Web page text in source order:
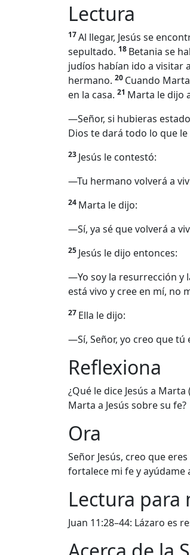
Lectura
17Al llegar, Jesús se
sepultado. 18 Betania se
judíos habían ido a visitar
hermano. 20 Cuando
en la casa. 21 Marta le dijo
—Señor, si hubieras
Dios te dará todo lo que le
23 Jesús le contestó:
—Tu hermano volverá a
24 Marta le dijo:
—Sí, ya sé que volverá a
25 Jesús le dijo entonces:
—Yo soy la resurrección y
está vivo y cree en mí, no
27 Ella le dijo:
—Sí, Señor, yo creo que tú
Reflexiona
¿Qué le dice Jesús a
Marta a Jesús sobre su fe?
Ora
Señor Jesús, creo que
fortalece mi fe y ayúdame
Lectura para
Juan 11:28–44: Lázaro es